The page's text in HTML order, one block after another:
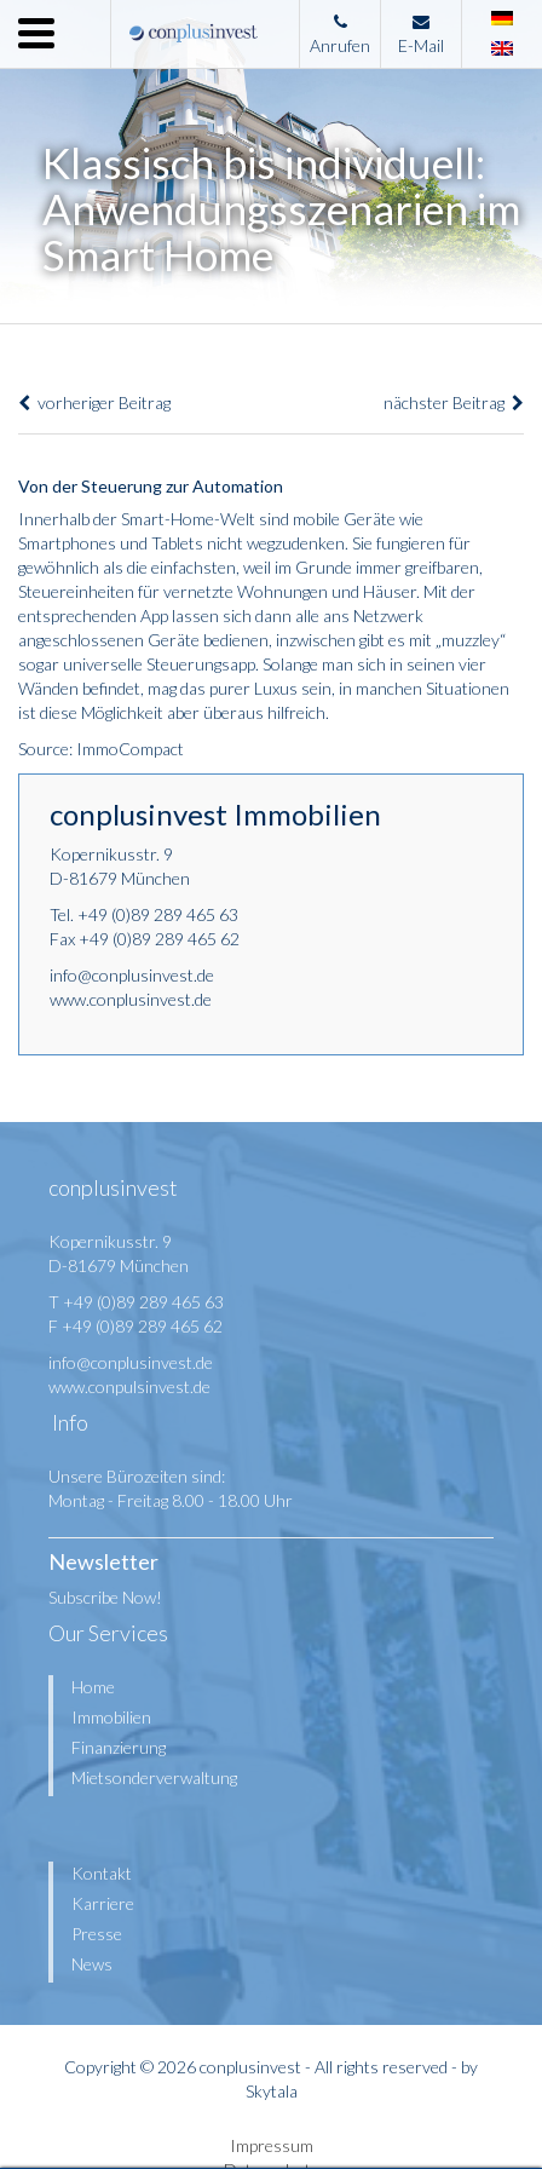
Menu
Home
Unternehmen
Leistungen
Immobilienangebote
News
Impressum
Anrufen E-Mail
Klassisch bis individuell:
Anwendungsszenarien im
Smart Home
vorheriger Beitrag nächster Beitrag
Von der Steuerung zur Automation
Innerhalb der Smart-Home-Welt sind mobile Geräte wie
Smartphones und Tablets nicht wegzudenken. Sie fungieren für
gewöhnlich als die einfachsten, weil im Grunde immer greifbaren,
Steuereinheiten für vernetzte Wohnungen und Häuser. Mit der
entsprechenden App lassen sich dann alle ans Netzwerk
angeschlossenen Geräte bedienen, inzwischen gibt es mit „muzzley“
sogar universelle Steuerungsapp. Solange man sich in seinen vier
Wänden befindet, mag das purer Luxus sein, in manchen Situationen
ist diese Möglichkeit aber überaus hilfreich.
Source: ImmoCompact
conplusinvest Immobilien
Kopernikusstr. 9
D-81679 München
Tel. +49 (0)89 289 465 63
Fax +49 (0)89 289 465 62
info@conplusinvest.de
www.conplusinvest.de
conplusinvest
Kopernikusstr. 9
D-81679 München
T +49 (0)89 289 465 63
F +49 (0)89 289 465 62
info@conplusinvest.de
www.conpulsinvest.de
Info
Unsere Bürozeiten sind:
Montag - Freitag 8.00 - 18.00 Uhr
Newsletter
Subscribe Now!
Our Services
Home
Immobilien
Finanzierung
Mietsonderverwaltung
Kontakt
Karriere
Presse
News
Copyright © 2026 conplusinvest - All rights reserved - by
Skytala
Impressum